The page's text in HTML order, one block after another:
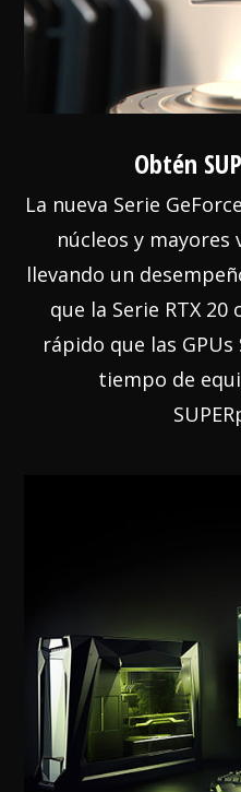
Obtén
La nueva Serie
núcleos y mayores
llevando un
que la Serie RTX
rápido que las
tiempo de